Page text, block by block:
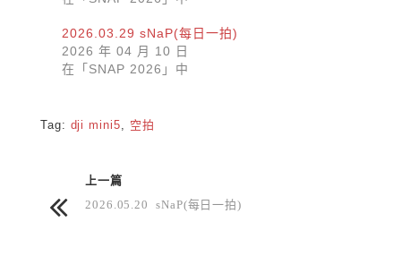
2026.03.29 sNaP(每日一拍)
2026 年 04 月 10 日
在「SNAP 2026」中
Tag: dji mini5, 空拍
上一篇
2026.05.20 sNaP(每日一拍)